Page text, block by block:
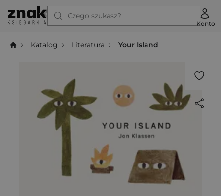
Czego szukasz?
Konto
Katalog Literatura Your Island